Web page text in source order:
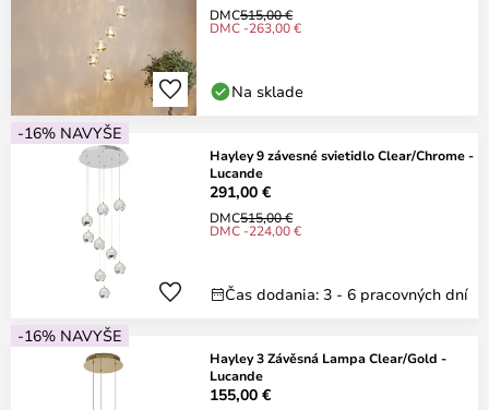
DMC515,00 €
DMC -263,00 €
Na sklade
-16% NAVYŠE
Hayley 9 závesné svietidlo Clear/Chrome -
Lucande
291,00 €
DMC515,00 €
DMC -224,00 €
Čas dodania: 3 - 6 pracovných dní
-16% NAVYŠE
Hayley 3 Závěsná Lampa Clear/Gold -
Lucande
155,00 €